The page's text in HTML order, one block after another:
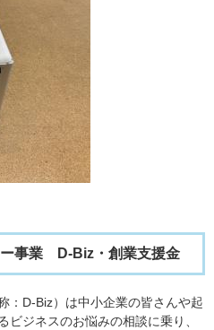
ー事業 D-Biz・創業支援金
：D-Biz）は中小企業の皆さんや起
ジネスのお悩みの相談に乗り、